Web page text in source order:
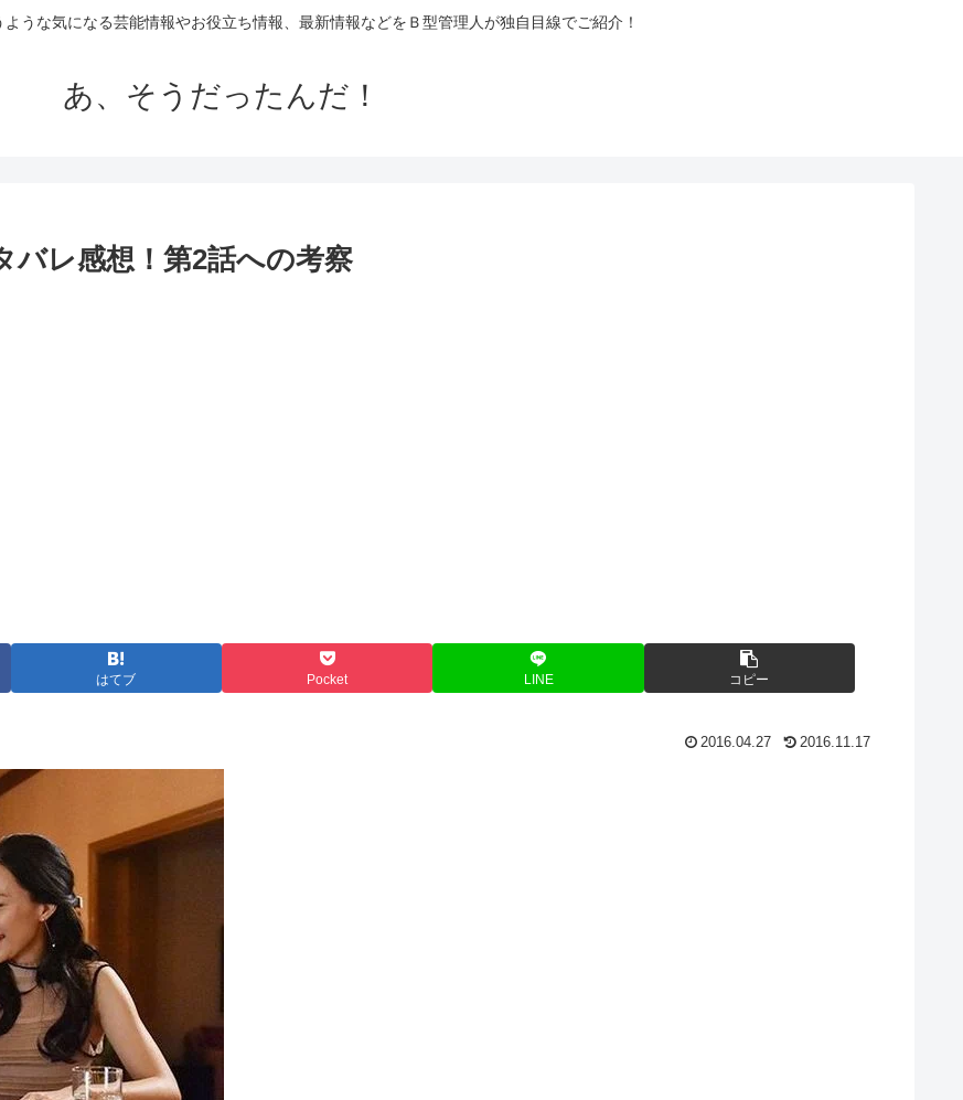
うな気になる芸能情報やお役立ち情報、最新情報などをＢ型管理人が独自目線でご紹介！
あ、そうだったんだ！
バレ感想！第2話への考察
はてブ Pocket LINE コピー
2016.04.27 2016.11.17